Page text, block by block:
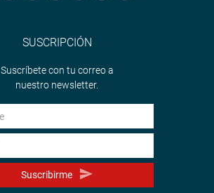
SUSCRIPCIÓN
Suscríbete con tu correo a
nuestro newsletter.
Suscribirme